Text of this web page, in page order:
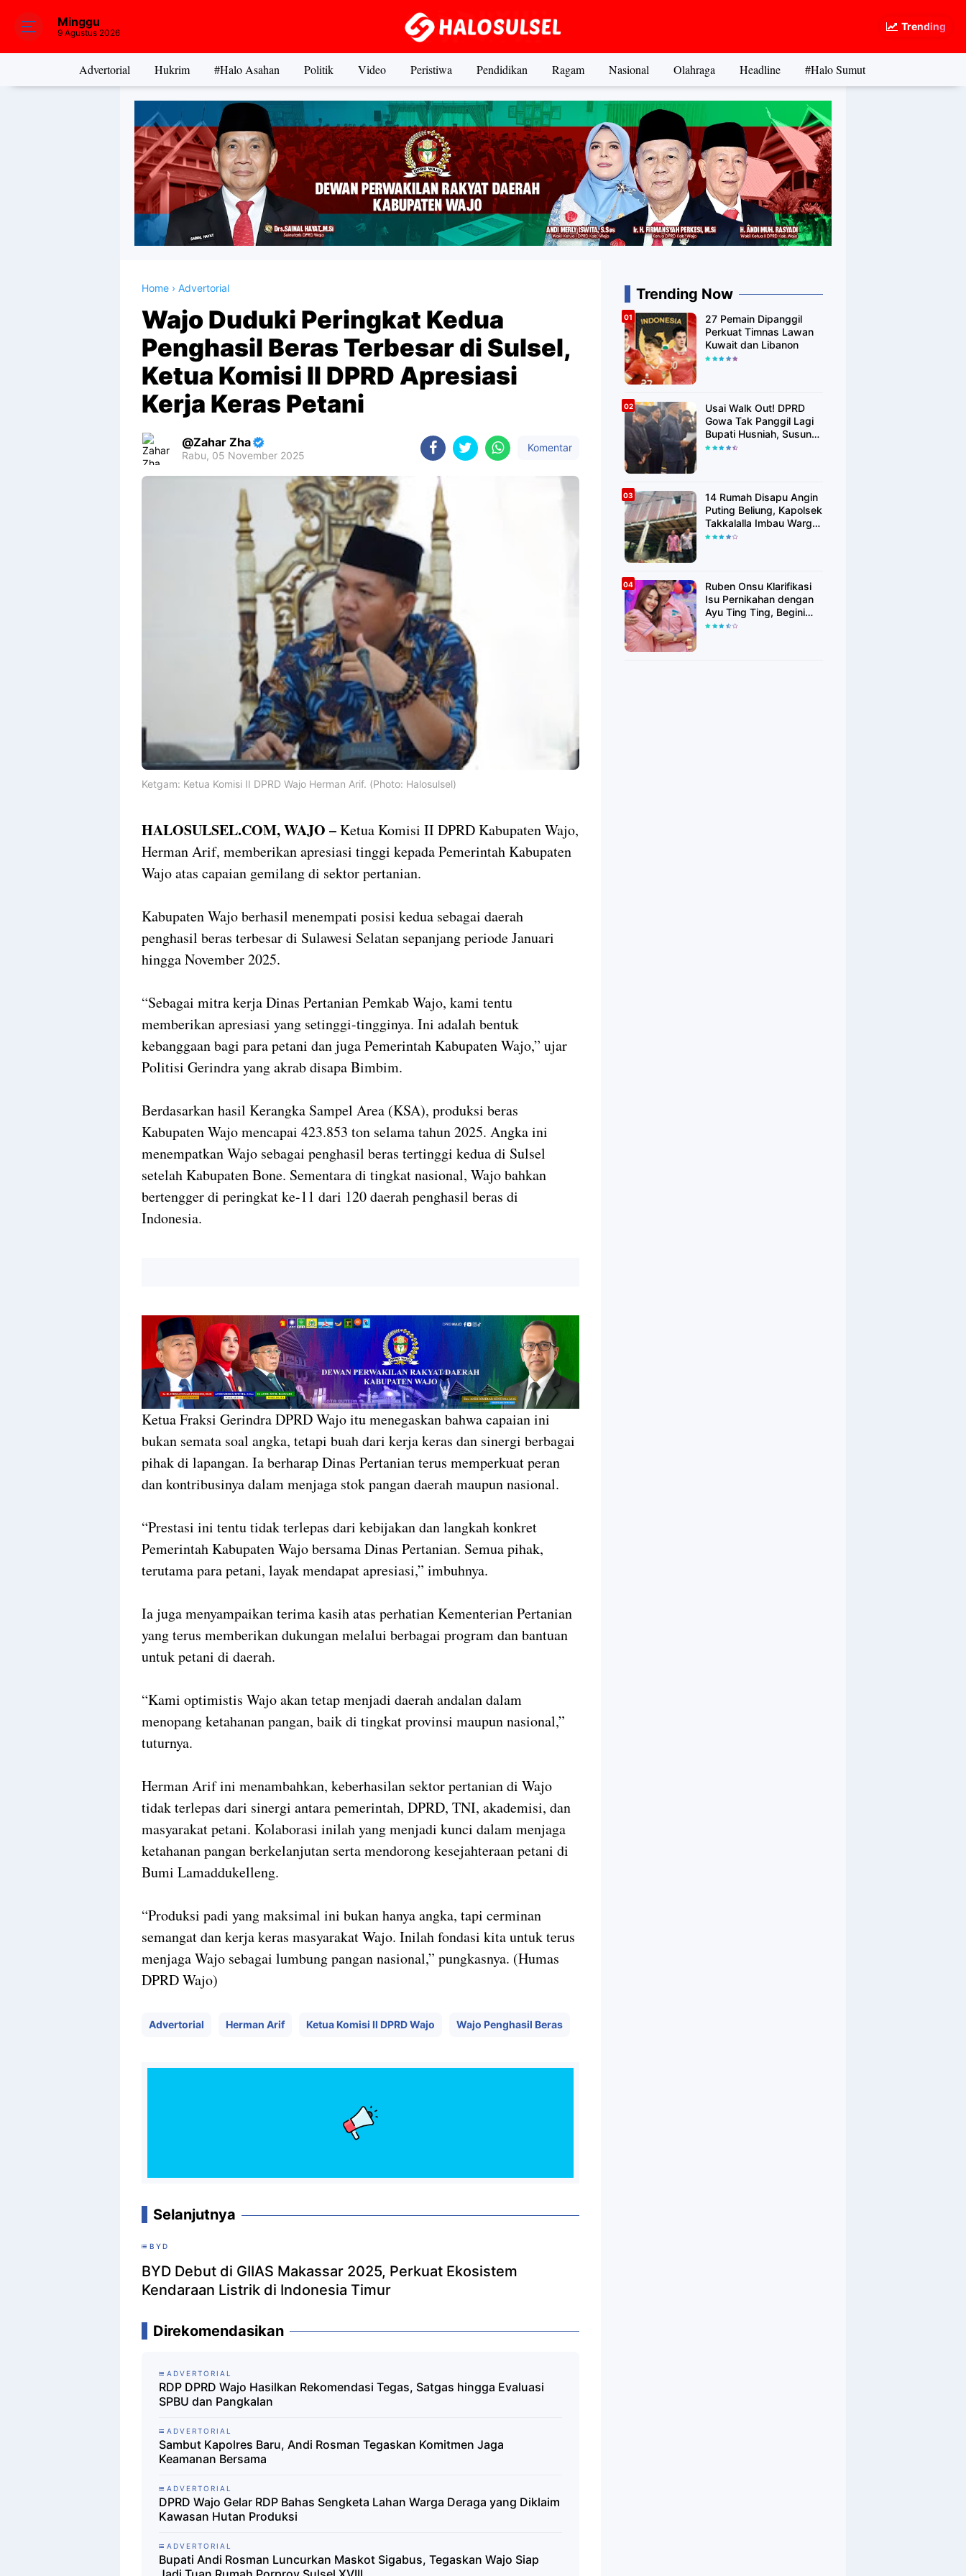
Trending
Minggu
9 Agustus 2026
Advertorial Hukrim #Halo Asahan Politik Video Peristiwa Pendidikan Ragam Nasional Olahraga Headline #Halo Sumut
Home › Advertorial
Wajo Duduki Peringkat Kedua
Penghasil Beras Terbesar di Sulsel,
Ketua Komisi II DPRD Apresiasi
Kerja Keras Petani
Zahar Zha
Rabu, 05 November 2025
Komentar
Premium
Ketgam: Ketua Komisi II DPRD Wajo Herman Arif. (Photo: Halosulsel)
HALOSULSEL.COM, WAJO –Ketua Komisi II DPRD Kabupaten Wajo,
Herman Arif, memberikan apresiasi tinggi kepada Pemerintah Kabupaten
Wajo atas capaian gemilang di sektor pertanian.
Kabupaten Wajo berhasil menempati posisi kedua sebagai daerah
penghasil beras terbesar di Sulawesi Selatan sepanjang periode Januari
hingga November 2025.
“Sebagai mitra kerja Dinas Pertanian Pemkab Wajo, kami tentu
memberikan apresiasi yang setinggi-tingginya. Ini adalah bentuk
kebanggaan bagi para petani dan juga Pemerintah Kabupaten Wajo,” ujar
Politisi Gerindra yang akrab disapa Bimbim.
Berdasarkan hasil Kerangka Sampel Area (KSA), produksi beras
Kabupaten Wajo mencapai 423.853 ton selama tahun 2025. Angka ini
menempatkan Wajo sebagai penghasil beras tertinggi kedua di Sulsel
setelah Kabupaten Bone. Sementara di tingkat nasional, Wajo bahkan
bertengger di peringkat ke-11 dari 120 daerah penghasil beras di
Indonesia.
Ketua Fraksi Gerindra DPRD Wajo itu menegaskan bahwa capaian ini
bukan semata soal angka, tetapi buah dari kerja keras dan sinergi berbagai
pihak di lapangan. Ia berharap Dinas Pertanian terus memperkuat peran
dan kontribusinya dalam menjaga stok pangan daerah maupun nasional.
“Prestasi ini tentu tidak terlepas dari kebijakan dan langkah konkret
Pemerintah Kabupaten Wajo bersama Dinas Pertanian. Semua pihak,
terutama para petani, layak mendapat apresiasi,” imbuhnya.
Ia juga menyampaikan terima kasih atas perhatian Kementerian Pertanian
yang terus memberikan dukungan melalui berbagai program dan bantuan
untuk petani di daerah.
“Kami optimistis Wajo akan tetap menjadi daerah andalan dalam
menopang ketahanan pangan, baik di tingkat provinsi maupun nasional,”
tuturnya.
Herman Arif ini menambahkan, keberhasilan sektor pertanian di Wajo
tidak terlepas dari sinergi antara pemerintah, DPRD, TNI, akademisi, dan
masyarakat petani. Kolaborasi inilah yang menjadi kunci dalam menjaga
ketahanan pangan berkelanjutan serta mendorong kesejahteraan petani di
Bumi Lamaddukelleng.
“Produksi padi yang maksimal ini bukan hanya angka, tapi cerminan
semangat dan kerja keras masyarakat Wajo. Inilah fondasi kita untuk terus
menjaga Wajo sebagai lumbung pangan nasional,” pungkasnya. (Humas
DPRD Wajo)
Advertorial Herman Arif Ketua Komisi II DPRD Wajo Wajo Penghasil Beras
Selanjutnya
BYD
BYD Debut di GIIAS Makassar 2025, Perkuat Ekosistem
Kendaraan Listrik di Indonesia Timur
Direkomendasikan
ADVERTORIAL
RDP DPRD Wajo Hasilkan Rekomendasi Tegas, Satgas hingga Evaluasi
SPBU dan Pangkalan
ADVERTORIAL
Sambut Kapolres Baru, Andi Rosman Tegaskan Komitmen Jaga
Keamanan Bersama
ADVERTORIAL
DPRD Wajo Gelar RDP Bahas Sengketa Lahan Warga Deraga yang Diklaim
Kawasan Hutan Produksi
ADVERTORIAL
Bupati Andi Rosman Luncurkan Maskot Sigabus, Tegaskan Wajo Siap
Trending Now
27 Pemain Dipanggil
Perkuat Timnas Lawan
Kuwait dan Libanon
Usai Walk Out! DPRD
Gowa Tak Panggil Lagi
Bupati Husniah, Susun
Rekomendasi Hak
14 Rumah Disapu Angin
Puting Beliung, Kapolsek
Takkalalla Imbau Warga
Waspada Cuaca
Ruben Onsu Klarifikasi
Isu Pernikahan dengan
Ayu Ting Ting, Begini
Faktanya